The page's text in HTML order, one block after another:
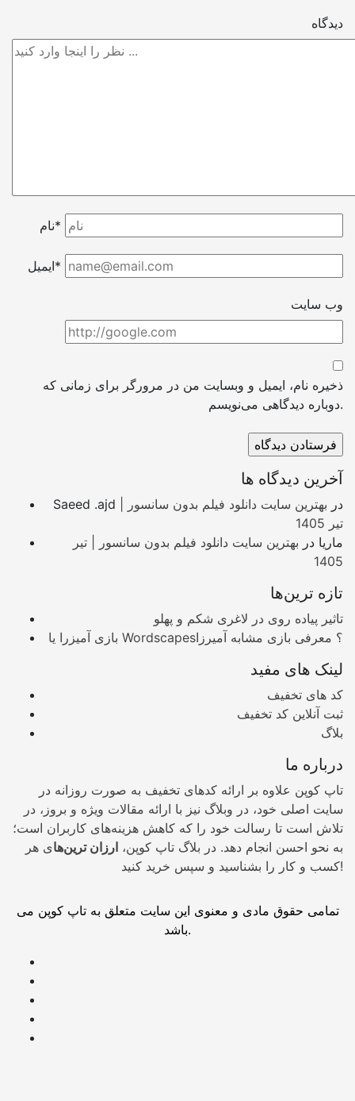
دیدگاه
نام*
ایمیل*
وب سایت
ذخیره نام، ایمیل و وبسایت من در مرورگر برای زمانی که
دوباره دیدگاهی می‌نویسم.
آخرین دیدگاه ها
Saeed .ajd در بهترین سایت دانلود فیلم بدون سانسور |
تیر 1405
ماریا در بهترین سایت دانلود فیلم بدون سانسور | تیر
1405
تازه ترین‌ها
تاثیر پیاده روی در لاغری شکم و پهلو
بازی آمیزرا یا Wordscapes؟ معرفی بازی مشابه آمیرزا
لینک های مفید
کد های تخفیف
ثبت آنلاین کد تخفیف
بلاگ
درباره ما
تاپ کوپن علاوه بر ارائه کدهای تخفیف به صورت روزانه در
سایت اصلی خود، در وبلاگ نیز با ارائه مقالات ویژه و بروز، در
تلاش است تا رسالت خود را که کاهش هزینه‌های کاربران است؛
به نحو احسن انجام دهد. در بلاگ تاپ کوپن، ارزان ترین‌های هر
کسب و کار را بشناسید و سپس خرید کنید!
تمامی حقوق مادی و معنوی این سایت متعلق به تاپ کوپن می
باشد.